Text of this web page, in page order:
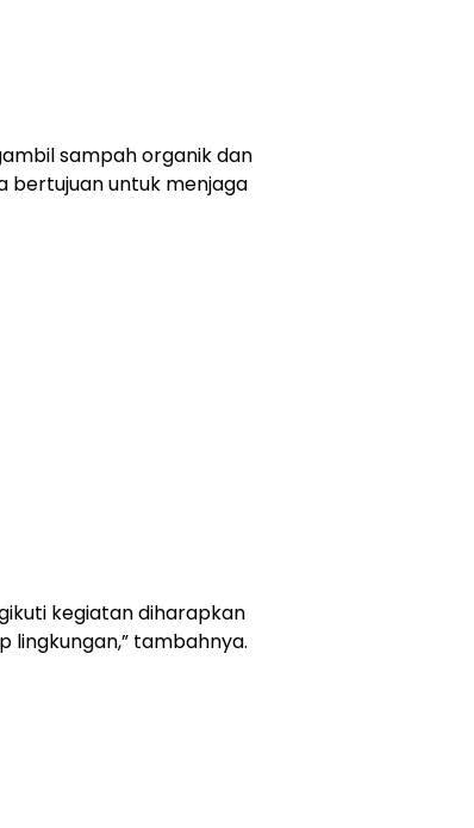
sampah organik dan
bertujuan untuk menjaga
kegiatan diharapkan
tambahnya.